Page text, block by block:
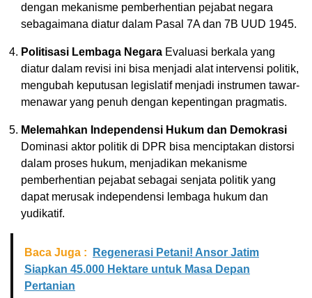
dengan mekanisme pemberhentian pejabat negara
sebagaimana diatur dalam Pasal 7A dan 7B UUD 1945.
Politisasi Lembaga Negara Evaluasi berkala yang
diatur dalam revisi ini bisa menjadi alat intervensi politik,
mengubah keputusan legislatif menjadi instrumen tawar-
menawar yang penuh dengan kepentingan pragmatis.
Melemahkan Independensi Hukum dan Demokrasi
Dominasi aktor politik di DPR bisa menciptakan distorsi
dalam proses hukum, menjadikan mekanisme
pemberhentian pejabat sebagai senjata politik yang
dapat merusak independensi lembaga hukum dan
yudikatif.
Baca Juga :
Regenerasi Petani! Ansor Jatim
Siapkan 45.000 Hektare untuk Masa Depan
Pertanian